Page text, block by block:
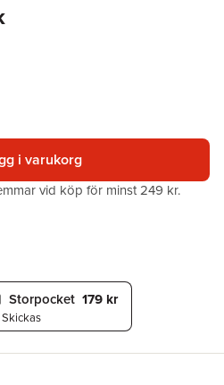
i varukorg
vid köp för minst 249 kr.
Storpocket 179 kr
Skickas